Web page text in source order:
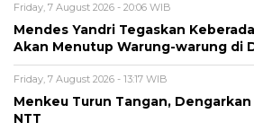
Friday, 7 August 2026 - 20:06 WIB
Mendes Yandri Tegaskan
Akan Menutup Warung-warung di
Friday, 7 August 2026 - 13:17 WIB
Menkeu Turun Tangan,
NTT